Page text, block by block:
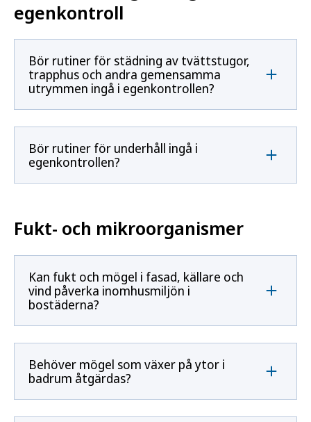
egenkontroll
Bör rutiner för städning av tvättstugor,
trapphus och andra gemensamma
utrymmen ingå i egenkontrollen?
Bör rutiner för underhåll ingå i
egenkontrollen?
Fukt- och mikroorganismer
Kan fukt och mögel i fasad, källare och
vind påverka inomhusmiljön i
bostäderna?
Behöver mögel som växer på ytor i
badrum åtgärdas?